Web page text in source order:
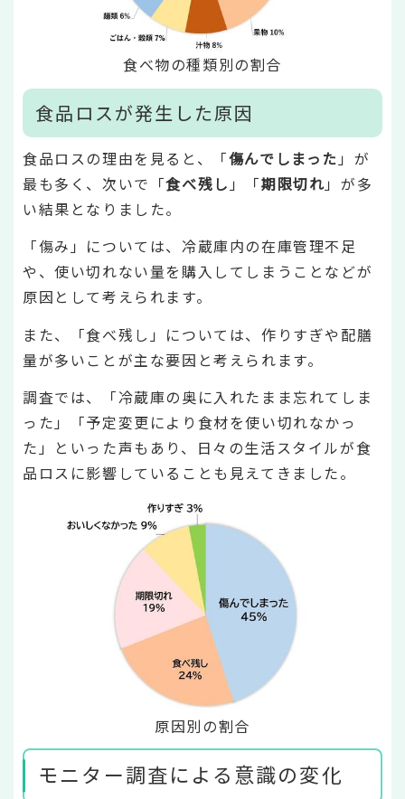
食べ物の種類別の割合
食品ロスが発生した原因
食品ロスの理由を見ると、「傷んでしまった 」が
最も多く、次いで「食べ残し 」「期限切れ」が多
い結果となりました。
「傷み」については、冷蔵庫内の在庫管理不足
や、使い切れない量を購入してしまうことなどが
原因として考えられます。
また、「食べ残し」については、作りすぎや配膳
量が多いことが主な要因と考えられます。
調査では、「冷蔵庫の奥に入れたまま忘れてしま
った」「予定変更により食材を使い切れなかっ
た」といった声もあり、日々の生活スタイルが食
品ロスに影響していることも見えてきました。
原因別の割合
モニター調査による意識の変化